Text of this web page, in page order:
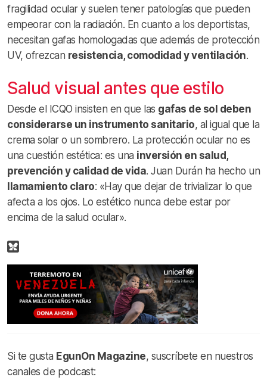
fragilidad ocular y suelen tener patologías que pueden
empeorar con la radiación. En cuanto a los deportistas,
necesitan gafas homologadas que además de protección
UV, ofrezcan resistencia, comodidad y ventilación.
Salud visual antes que estilo
Desde el ICQO insisten en que las gafas de sol deben
considerarse un instrumento sanitario, al igual que la
crema solar o un sombrero. La protección ocular no es
una cuestión estética: es una inversión en salud,
prevención y calidad de vida. Juan Durán ha hecho un
llamamiento claro: «Hay que dejar de trivializar lo que
afecta a los ojos. Lo estético nunca debe estar por
encima de la salud ocular».
Si te gusta EgunOn Magazine, suscríbete en nuestros
canales de podcast: